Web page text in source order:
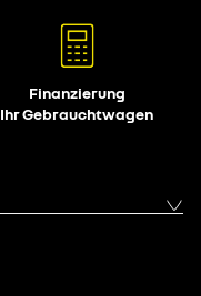
Finanzierung
Ihr Gebrauchtwagen